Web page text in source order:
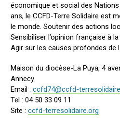
économique et social des Nations
ans, le CCFD-Terre Solidaire est
le monde. Soutenir des actions
Sensibiliser l’opinion française à
Agir sur les causes profondes de
Maison du diocèse-La Puya, 4
Annecy
Email :ccfd74@ccfd-
Tel : 04 50 33 09 11
Site :ccfd-terresolidaire.org